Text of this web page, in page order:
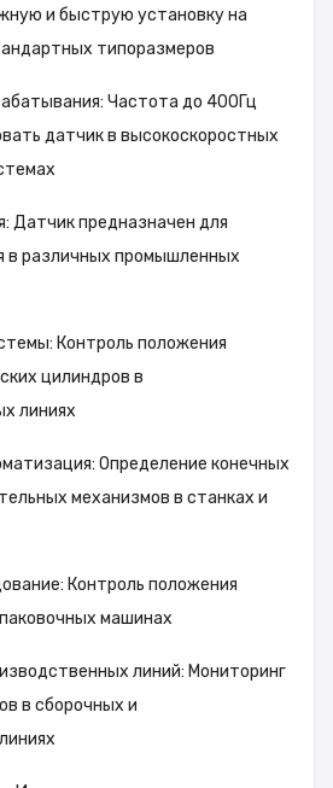
и быструю установку на
типоразмеров
Частота до 400Гц
датчик в высокоскоростных
Датчик предназначен для
в различных промышленных
Контроль положения
цилиндров в
линиях
Определение конечных
механизмов в станках и
Контроль положения
машинах
линий: Мониторинг
в сборочных и